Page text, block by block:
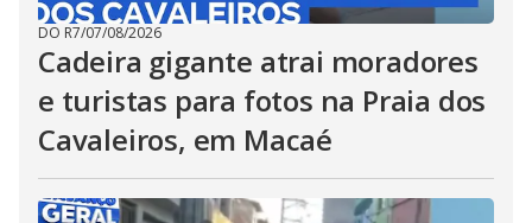
DO R7/07/08/2026
Cadeira gigante atrai moradores
e turistas para fotos na Praia dos
Cavaleiros, em Macaé